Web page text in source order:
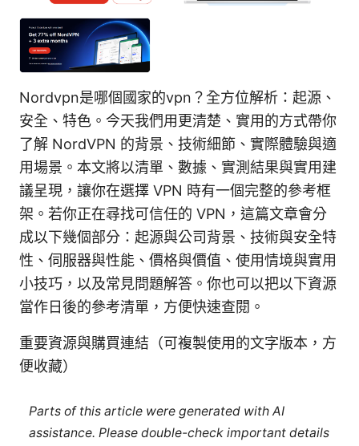
Nordvpn是哪個國家的vpn？全方位解析：起源、
安全、特色。今天我們用更清楚、實用的方式帶你
了解 NordVPN 的背景、技術細節、實際體驗與適
用場景。本文將以清單、數據、實測結果與實用建
議呈現，讓你在選擇 VPN 時有一個完整的參考框
架。若你正在尋找可信任的 VPN，這篇文章會分
成以下幾個部分：起源與公司背景、技術與安全特
性、伺服器與性能、價格與價值、使用情境與實用
小技巧，以及常見問題解答。你也可以把以下資源
當作日後的參考清單，方便快速查閱。
重要資源與購買連結（可複製使用的文字版本，方
便收藏）
Parts of this article were generated with AI
assistance. Please double-check important details